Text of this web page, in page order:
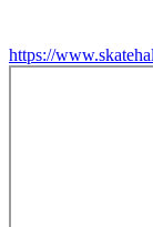
https://